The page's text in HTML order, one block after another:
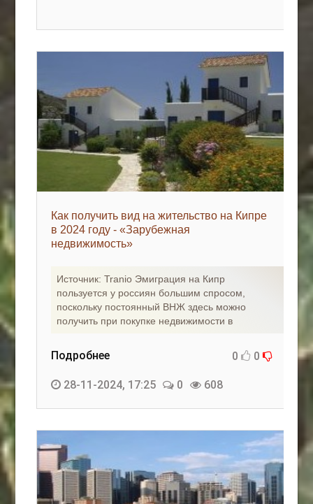
Как получить вид на жительство на Кипре
в 2024 году - «Зарубежная
недвижимость»
Источник: Tranio Эмиграция на Кипр
пользуется у россиян большим спросом,
поскольку постоянный ВНЖ здесь можно
получить при покупке недвижимости в
Подробнее 0 0
28-11-2024, 17:25 0 608